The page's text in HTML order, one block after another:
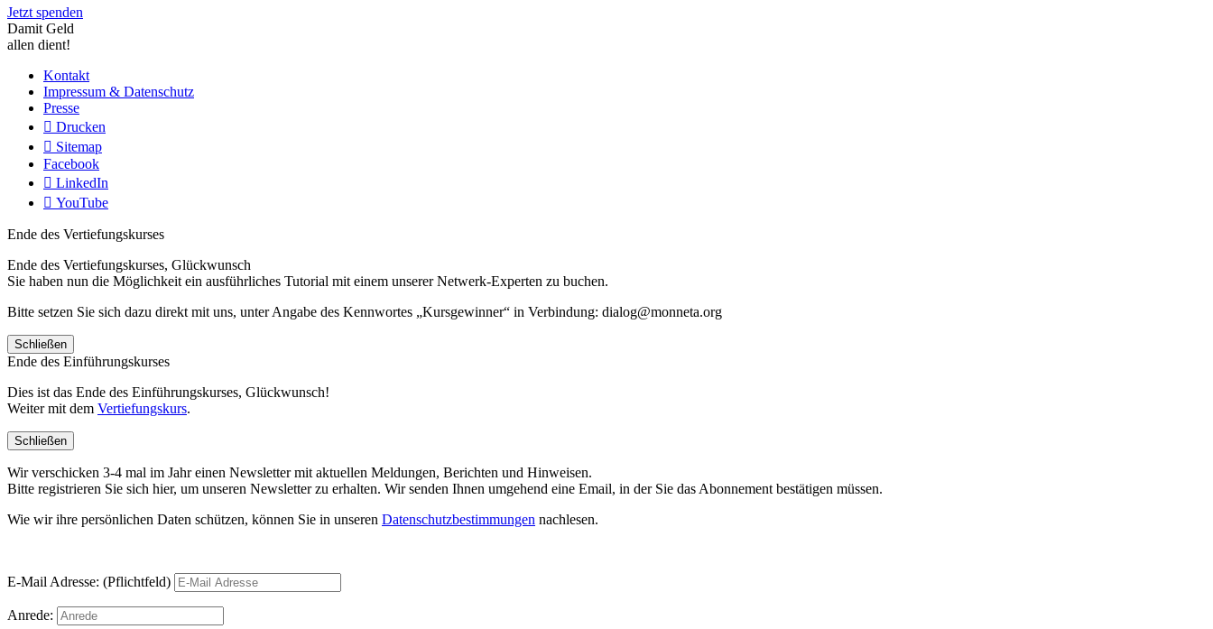
Jetzt spenden
Damit Geld
allen dient!
Kontakt
Impressum & Datenschutz
Presse
Drucken
Sitemap
Facebook
LinkedIn
YouTube
Ende des Vertiefungskurses
Ende des Vertiefungskurses, Glückwunsch
Sie haben nun die Möglichkeit ein ausführliches Tutorial mit einem unserer Netwerk-Experten zu buchen.
Bitte setzen Sie sich dazu direkt mit uns, unter Angabe des Kennwortes „Kursgewinner“ in Verbindung: dialog@monneta.org
Schließen
Ende des Einführungskurses
Dies ist das Ende des Einführungskurses, Glückwunsch!
Weiter mit dem Vertiefungskurs.
Schließen
Wir verschicken 3-4 mal im Jahr einen Newsletter mit aktuellen Meldungen, Berichten und Hinweisen.
Bitte registrieren Sie sich hier, um unseren Newsletter zu erhalten. Wir senden Ihnen umgehend eine Email, in der Sie das Abonnement bestätigen müssen.
Wie wir ihre persönlichen Daten schützen, können Sie in unseren Datenschutzbestimmungen nachlesen.
E-Mail Adresse: (Pflichtfeld)
Anrede: